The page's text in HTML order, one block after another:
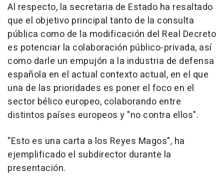
Al respecto, la secretaria de Estado ha resaltado
que el objetivo principal tanto de la consulta
pública como de la modificación del Real Decreto
es potenciar la colaboración público-privada, así
como darle un empujón a la industria de defensa
española en el actual contexto actual, en el que
una de las prioridades es poner el foco en el
sector bélico europeo, colaborando entre
distintos países europeos y "no contra ellos".
"Esto es una carta a los Reyes Magos", ha
ejemplificado el subdirector durante la
presentación.